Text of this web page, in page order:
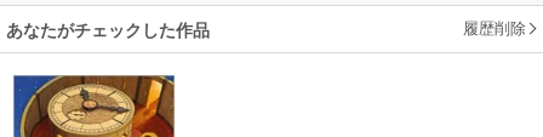
あなたがチェックした作品 履歴削除